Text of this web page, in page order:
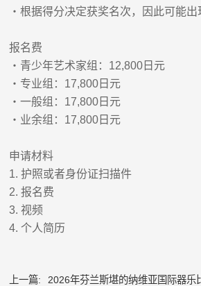
・根据得分决定获奖名次，因此可能
报名费
・青少年艺术家组：12,800日元
・专业组：17,800日元
・一般组：17,800日元
・业余组：17,800日元
申请材料
1. 护照或者身份证扫描件
2. 报名费
3. 视频
4. 个人简历
上一篇:
2026年芬兰斯堪的纳维亚国际器乐